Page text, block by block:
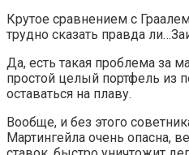
Крутое сравнением с
трудно сказать правда
Да, есть такая проблема за
простой целый портфель из
оставаться на плаву.
Вообще, и без этого
Мартингейла очень опасна,